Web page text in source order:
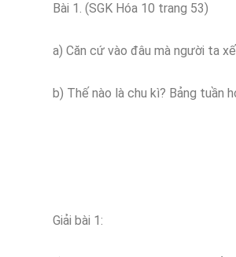
Bài 1. (SGK Hóa 10 trang 53)
a) Căn cứ vào đâu mà người ta
b) Thế nào là chu kì? Bảng tuần
Giải bài 1: